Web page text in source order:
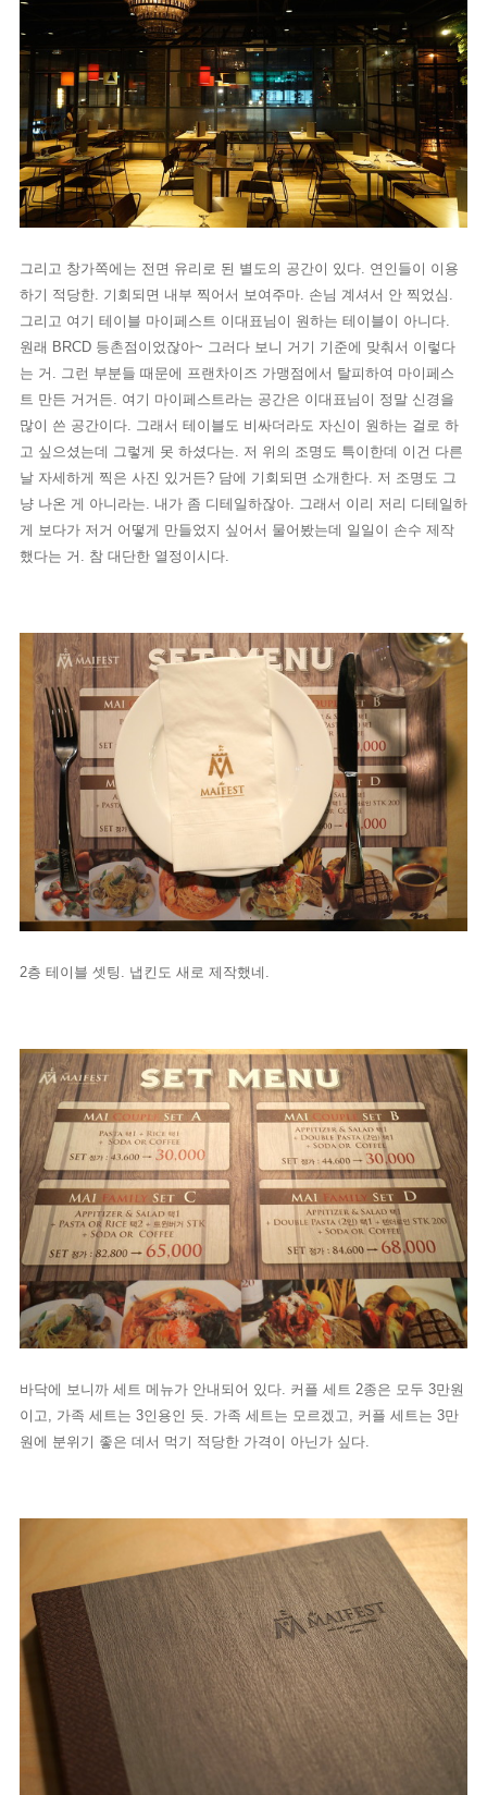
그리고 창가쪽에는 전면 유리로 된 별도의 공간이 있다. 연인들이 이용
하기 적당한. 기회되면 내부 찍어서 보여주마. 손님 계셔서 안 찍었심.
그리고 여기 테이블 마이페스트 이대표님이 원하는 테이블이 아니다.
원래 BRCD 등촌점이었잖아~ 그러다 보니 거기 기준에 맞춰서 이렇다
는 거. 그런 부분들 때문에 프랜차이즈 가맹점에서 탈피하여 마이페스
트 만든 거거든. 여기 마이페스트라는 공간은 이대표님이 정말 신경을
많이 쓴 공간이다. 그래서 테이블도 비싸더라도 자신이 원하는 걸로 하
고 싶으셨는데 그렇게 못 하셨다는. 저 위의 조명도 특이한데 이건 다른
날 자세하게 찍은 사진 있거든? 담에 기회되면 소개한다. 저 조명도 그
냥 나온 게 아니라는. 내가 좀 디테일하잖아. 그래서 이리 저리 디테일하
게 보다가 저거 어떻게 만들었지 싶어서 물어봤는데 일일이 손수 제작
했다는 거. 참 대단한 열정이시다.
2층 테이블 셋팅. 냅킨도 새로 제작했네.
바닥에 보니까 세트 메뉴가 안내되어 있다. 커플 세트 2종은 모두 3만원
이고, 가족 세트는 3인용인 듯. 가족 세트는 모르겠고, 커플 세트는 3만
원에 분위기 좋은 데서 먹기 적당한 가격이 아닌가 싶다.